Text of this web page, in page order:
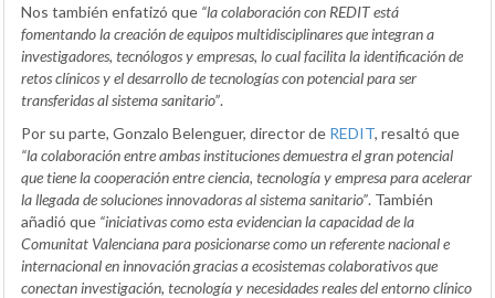
Nos también enfatizó que “la colaboración con REDIT está
fomentando la creación de equipos multidisciplinares que integran a
investigadores, tecnólogos y empresas, lo cual facilita la identificación de
retos clínicos y el desarrollo de tecnologías con potencial para ser
transferidas al sistema sanitario”.
Por su parte, Gonzalo Belenguer, director de REDIT, resaltó que
“la colaboración entre ambas instituciones demuestra el gran potencial
que tiene la cooperación entre ciencia, tecnología y empresa para acelerar
la llegada de soluciones innovadoras al sistema sanitario”. También
añadió que “iniciativas como esta evidencian la capacidad de la
Comunitat Valenciana para posicionarse como un referente nacional e
internacional en innovación gracias a ecosistemas colaborativos que
conectan investigación, tecnología y necesidades reales del entorno clínico